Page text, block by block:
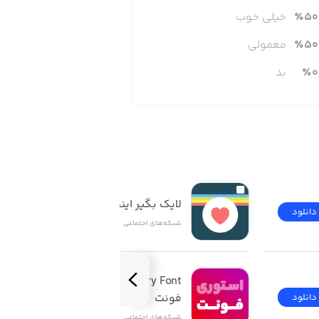
٪50
خیلی خوب
٪50
معمولی
٪0 بد
دانلود
دانلود
لایک بگیر اینستاگرام
شبکه‌های اجتماعی
فونت